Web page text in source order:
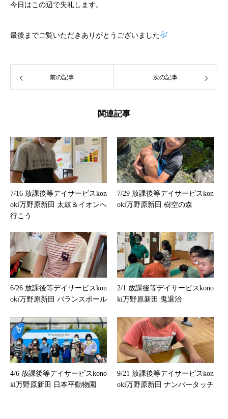
今日はこの辺で失礼します。
最後までご覧いただきありがとうございました
前の記事 次の記事
関連記事
7/16 放課後等デイサービスkon
oki万野原新田 太鼓＆イオンへ
行こう
7/29 放課後等デイサービスkon
oki万野原新田 樹空の森
6/26 放課後等デイサービスkon
oki万野原新田 バランスボール
2/1 放課後等デイサービスkono
ki万野原新田 鬼退治
4/6 放課後等デイサービスkono
ki万野原新田 日本平動物園
9/21 放課後等デイサービスkon
oki万野原新田 ナンバータッチ